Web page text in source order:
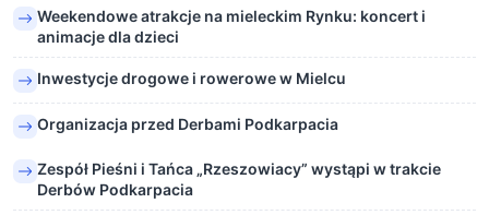
Weekendowe atrakcje na mieleckim Rynku: koncert i
animacje dla dzieci
Inwestycje drogowe i rowerowe w Mielcu
Organizacja przed Derbami Podkarpacia
Zespół Pieśni i Tańca „Rzeszowiacy” wystąpi w trakcie
Derbów Podkarpacia